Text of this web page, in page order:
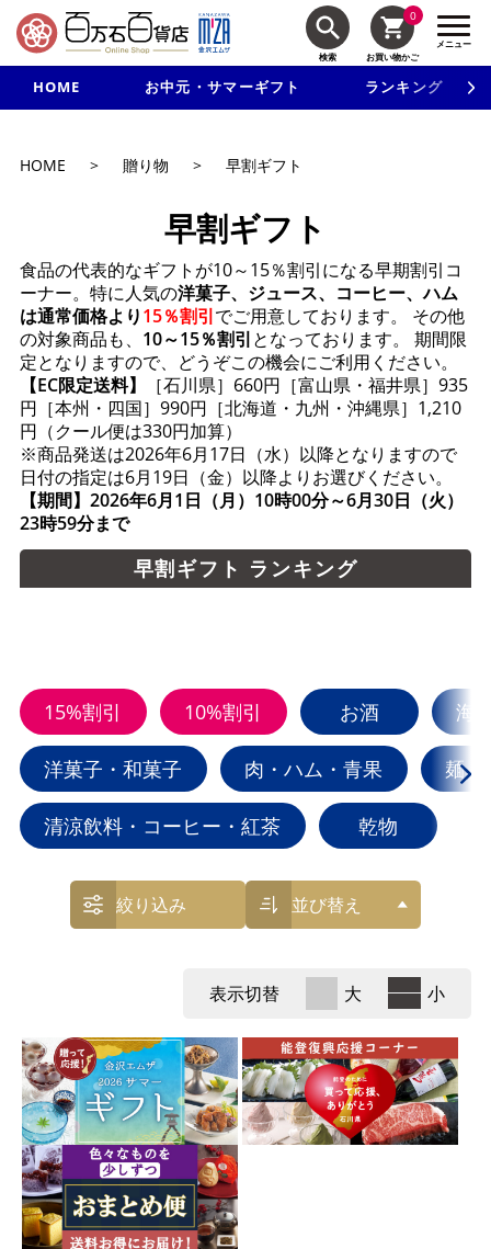
検索
0
お買い物かご
メニュー
HOME お中元・サマーギフト ランキング
新規入会で3千円以上で使える500円クーポンを進呈！
HOME > 贈り物 > 早割ギフト
早割ギフト
食品の代表的なギフトが10～15％割引になる早期割引コ
ーナー。特に人気の洋菓子、ジュース、コーヒー、ハム
は通常価格より15％割引でご用意しております。 その他
の対象商品も、 10～15％割引となっております。 期間限
定となりますので、どうぞこの機会にご利用ください。
【EC限定送料】
［石川県］660円［富山県・福井県］935
円［本州・四国］990円［北海道・九州・沖縄県］1,210
円（クール便は330円加算）
※商品発送は2026年6月17日（水）以降となりますので
日付の指定は6月19日（金）以降よりお選びください。
【期間】2026年6月1日（月）10時00分～6月30日（火）
23時59分まで
早割ギフト ランキング
15%割引 10%割引 お酒 海
洋菓子・和菓子 肉・ハム・青果 麺・
清涼飲料・コーヒー・紅茶 乾物
絞り込み 並び替え
表示切替 大 小